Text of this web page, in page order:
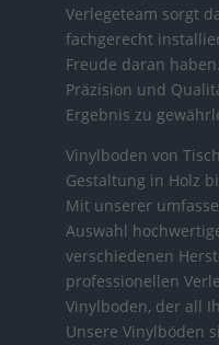
Verlegeteam sorgt
fachgerecht
Freude daran
Präzision und
Ergebnis zu
Vinylboden von
Gestaltung in Holz
Mit unserer
Auswahl
verschiedenen
professionellen
Vinylboden, der all
Unsere Vinylböden